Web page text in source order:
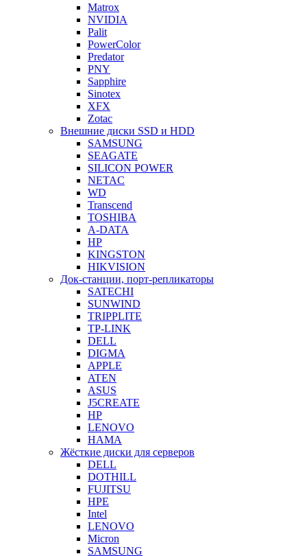
Matrox
NVIDIA
Palit
PowerColor
Predator
PNY
Sapphire
Sinotex
XFX
Zotac
Внешние диски SSD и HDD
SAMSUNG
SEAGATE
SILICON POWER
NETAC
WD
Transcend
TOSHIBA
A-DATA
HP
KINGSTON
HIKVISION
Док-станции, порт-репликаторы
SATECHI
SUNWIND
TRIPPLITE
TP-LINK
DELL
DIGMA
APPLE
ATEN
ASUS
J5CREATE
HP
LENOVO
HAMA
Жёсткие диски для серверов
DELL
DOTHILL
FUJITSU
HPE
Intel
LENOVO
Micron
SAMSUNG